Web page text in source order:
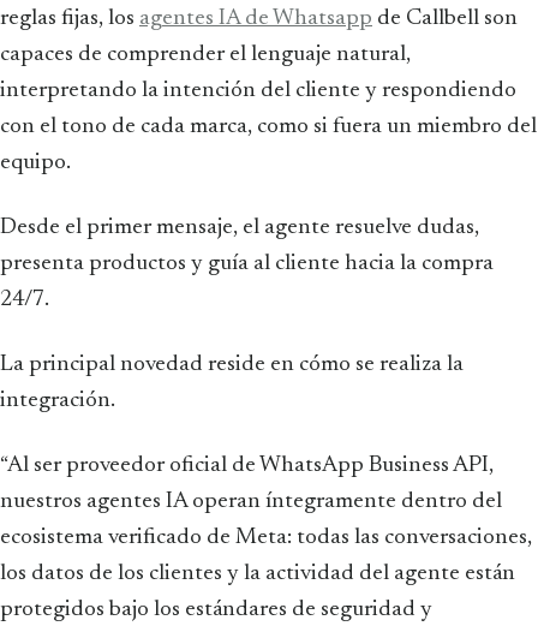
reglas fijas, los agentes IA de Whatsapp de Callbell son
capaces de comprender el lenguaje natural,
interpretando la intención del cliente y respondiendo
con el tono de cada marca, como si fuera un miembro del
equipo.
Desde el primer mensaje, el agente resuelve dudas,
presenta productos y guía al cliente hacia la compra
24/7.
La principal novedad reside en cómo se realiza la
integración.
“Al ser proveedor oficial de WhatsApp Business API,
nuestros agentes IA operan íntegramente dentro del
ecosistema verificado de Meta: todas las conversaciones,
los datos de los clientes y la actividad del agente están
protegidos bajo los estándares de seguridad y